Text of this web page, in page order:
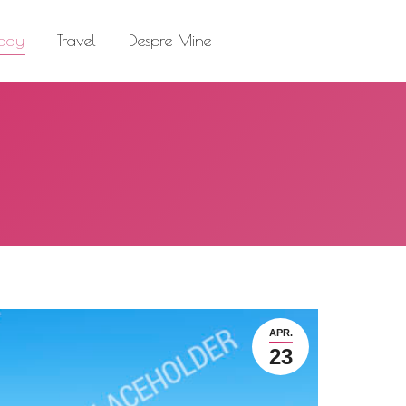
Travel Despre Mine
APR.
23